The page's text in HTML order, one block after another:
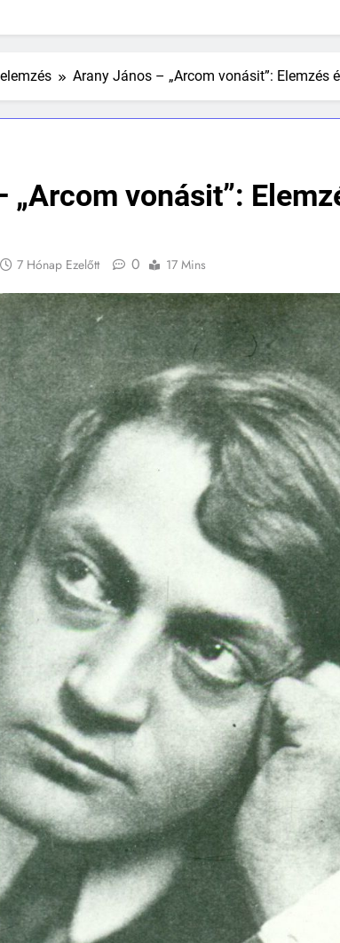
Arany János – „Arcom vonásit”: Elemzés
„Arcom vonásit”:
7 Hónap Ezelőtt 0 17 Mins